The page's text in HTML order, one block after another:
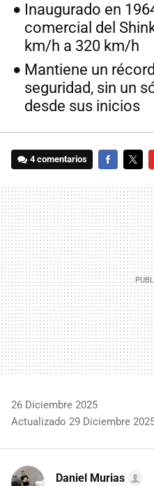
Inaugurado en
comercial del
km/h a 320 km/h
Mantiene un
seguridad, sin un
desde sus inicios
4 comentarios
26 Diciembre 2025
Actualizado 29 Diciembre
Daniel Murias